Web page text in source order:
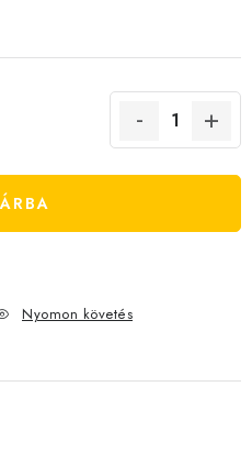
Cikkek
Írtak rólunk
Gyakori kérdések FAQ
Nyomon követés